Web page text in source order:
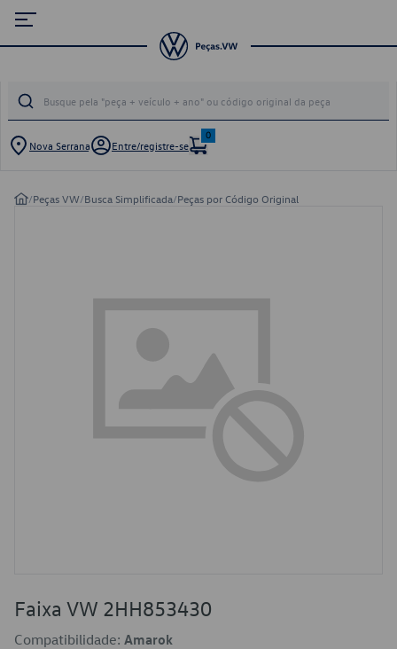
Nova Serrana Entre/registre-se
0
/Peças VW/Busca Simplificada/Peças por Código Original
Faixa VW 2HH853430
Compatibilidade: Amarok